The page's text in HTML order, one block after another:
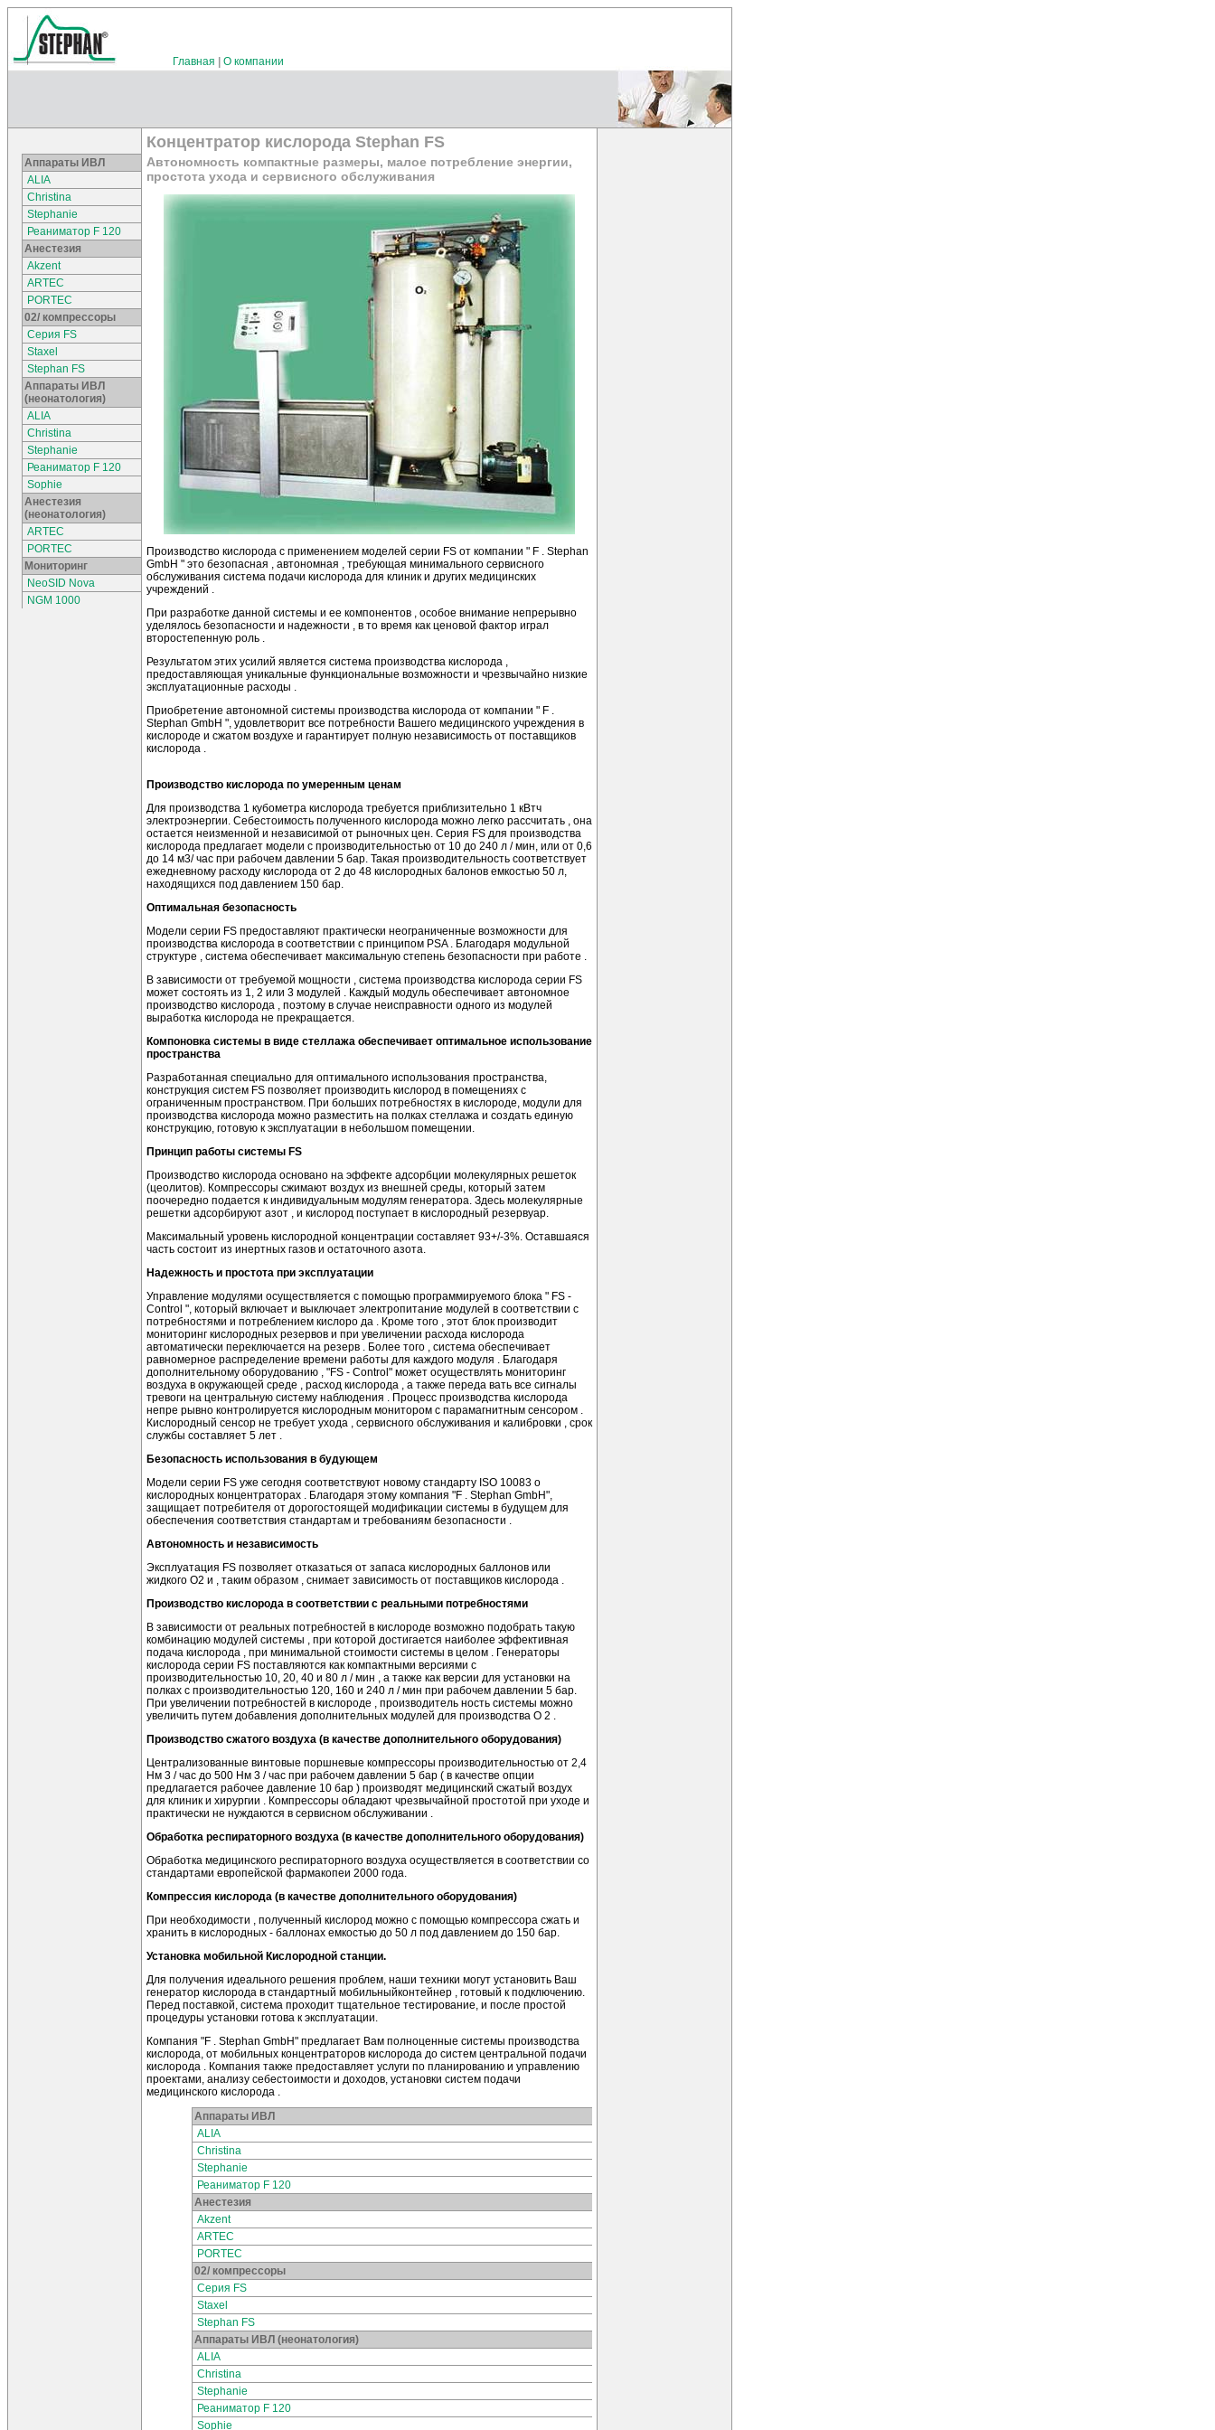
Главная О компании
Аппараты ИВЛ
ALIA
Christina
Stephanie
Реаниматор F 120
Анестезия
Akzent
ARTEC
PORTEC
02/ компрессоры
Серия FS
Staxel
Stephan FS
Аппараты ИВЛ
(неонатология)
ALIA
Christina
Stephanie
Реаниматор F 120
Sophie
Анестезия
(неонатология)
ARTEC
PORTEC
Мониторинг
NeoSID Nova
NGM 1000
Концентратор кислорода Stephan FS
Автономность компактные размеры, малое потребление энергии,
простота ухода и сервисного обслуживания
Производство кислорода с применением моделей серии FS от компании " F . Stephan
GmbH " это безопасная , автономная , требующая минимального сервисного
обслуживания система подачи кислорода для клиник и других медицинских
учреждений .
При разработке данной системы и ее компонентов , особое внимание непрерывно
уделялось безопасности и надежности , в то время как ценовой фактор играл
второстепенную роль .
Результатом этих усилий является система производства кислорода ,
предоставляющая уникальные функциональные возможности и чрезвычайно низкие
эксплуатационные расходы .
Приобретение автономной системы производства кислорода от компании " F .
Stephan GmbH ", удовлетворит все потребности Вашего медицинского учреждения в
кислороде и сжатом воздухе и гарантирует полную независимость от поставщиков
кислорода .
Производство кислорода по умеренным ценам
Для производства 1 кубометра кислорода требуется приблизительно 1 кВтч
электроэнергии. Себестоимость полученного кислорода можно легко рассчитать , она
остается неизменной и независимой от рыночных цен. Серия FS для производства
кислорода предлагает модели с производительностью от 10 до 240 л / мин, или от 0,6
до 14 м3/ час при рабочем давлении 5 бар. Такая производительность соответствует
ежедневному расходу кислорода от 2 до 48 кислородных балонов емкостью 50 л,
находящихся под давлением 150 бар.
Оптимальная безопасность
Модели серии FS предоставляют практически неограниченные возможности для
производства кислоро­да в соответствии с принципом PSA . Благодаря модульной
структуре , система обеспечивает максимальную степень безопасности при работе .
В зависимости от требуемой мощности , система производства кислорода серии FS
может состоять из 1, 2 или 3 модулей . Каждый модуль обеспечивает автономное
производство кислорода , поэтому в случае неисправности одного из модулей
выработка кислорода не прекращается.
Компоновка системы в виде стеллажа обеспечивает оптимальное использование
пространства
Разработанная специально для оптимального использования пространства,
конструкция систем FS позволяет производить кислород в помещениях с
ограниченным пространством. При больших потреб­ностях в кислороде, модули для
производства кислорода можно разместить на полках стеллажа и создать единую
конструкцию, готовую к эксплуатации в небольшом помещении.
Принцип работы системы FS
Производство кислорода основано на эффекте адсорбции молекулярных решеток
(цеолитов). Компрессоры сжимают воздух из внешней среды, который затем
поочередно подается к индивидуальным модулям генератора. Здесь молекулярные
решетки адсорбируют азот , и кислород поступает в кислородный резервуар.
Максимальный уровень кислородной концентрации составляет 93+/-3%. Оставшаяся
часть состоит из инертных газов и остаточного азота.
Надежность и простота при эксплуатации
Управление модулями осуществляется с помощью программируемого блока " FS -
Control ", который включает и выключает электропитание модулей в соответствии с
потребностями и потреблением кислоро­ да . Кроме того , этот блок производит
мониторинг кислородных резервов и при увеличении расхода кислорода
автоматически переключается на резерв . Более того , система обеспечивает
равномерное распределение времени работы для каждого модуля . Благодаря
дополнительному оборудованию , "FS - Control" может осуществлять мониторинг
воздуха в окружающей среде , расход кислорода , а также переда­ вать все сигналы
тревоги на центральную систему наблюдения . Процесс производства кислорода
непре­ рывно контролируется кислородным монитором с парамагнитным сенсором .
Кислородный сенсор не требует ухода , сервисного обслуживания и калибровки , срок
службы составляет 5 лет .
Безопасность использования в будующем
Модели серии FS уже сегодня соответствуют новому стандарту ISO 10083 о
кислородных концентраторах . Благодаря этому компания "F . Stephan GmbH",
защищает потребителя от дорогостоящей модификации системы в будущем для
обеспечения соответствия стандартам и требованиям безопасности .
Автономность и независимость
Эксплуатация FS позволяет отказаться от запаса кислородных баллонов или
жидкого О2 и , таким образом , снимает зависимость от поставщиков кислорода .
Производство кислорода в соответствии с реальными потребностями
В зависимости от реальных потребностей в кислороде возможно подобрать такую
комбинацию модулей системы , при которой достигается наиболее эффективная
подача кислорода , при минимальной стоимости системы в целом . Генераторы
кислорода серии FS поставляются как компактными версиями с
производительностью 10, 20, 40 и 80 л / мин , а также как версии для установки на
полках с производительностью 120, 160 и 240 л / мин при рабочем давлении 5 бар.
При увеличении потребностей в кислороде , производитель­ ность системы можно
увеличить путем добавления дополнительных модулей для производства О 2 .
Производство сжатого воздуха (в качестве дополнительного оборудования)
Централизованные винтовые поршневые компрессоры производительностью от 2,4
Нм 3 / час до 500 Нм 3 / час при рабочем давлении 5 бар ( в качестве опции
предлагается рабочее давление 10 бар ) производят медицинский сжатый воздух
для клиник и хирургии . Компрессоры обладают чрезвычайной простотой при уходе и
практически не нуждаются в сервисном обслуживании .
Обработка респираторного воздуха (в качестве дополнительного оборудования)
Обработка медицинского респираторного воздуха осуществляется в соответствии со
стандартами европейской фармакопеи 2000 года.
Компрессия кислорода (в качестве дополнительного оборудования)
При необходимости , полученный кислород можно с помощью компрессора сжать и
хранить в кислородных - баллонах емкостью до 50 л под давлением до 150 бар.
Установка мобильной Кислородной станции.
Для получения идеального решения проблем, наши техники могут установить Ваш
генератор кислорода в стандартный мобильныйконтейнер , готовый к подключению.
Перед поставкой, система проходит тщательное тестирование, и после простой
процедуры установки готова к эксплуатации.
Компания "F . Stephan GmbH" предлагает Вам полноценные системы производства
кислорода, от мобильных концентраторов кислорода до систем центральной подачи
кислорода . Компания также предоставляет услуги по планированию и управлению
проектами, анализу себестоимости и доходов, установки систем подачи
медицинского кислорода .
Аппараты ИВЛ
ALIA
Christina
Stephanie
Реаниматор F 120
Анестезия
Akzent
ARTEC
PORTEC
02/ компрессоры
Серия FS
Staxel
Stephan FS
Аппараты ИВЛ (неонатология)
ALIA
Christina
Stephanie
Реаниматор F 120
Sophie